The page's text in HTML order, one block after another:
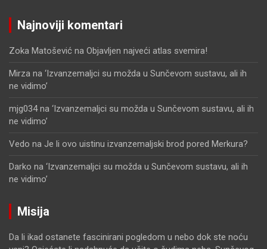
Najnoviji komentari
Zoka Matošević na Objavljen najveći atlas svemira!
Mirza na ‘Izvanzemaljci su možda u Sunčevom sustavu, ali ih
ne vidimo’
mjg034na ‘Izvanzemaljci su možda u Sunčevom sustavu, ali ih
ne vidimo’
Vedo na Je li ovo uistinu izvanzemaljski brod pored Merkura?
Darko na ‘Izvanzemaljci su možda u Sunčevom sustavu, ali ih
ne vidimo’
Misija
Da li ikad ostanete fascinirani pogledom u nebo dok ste noću